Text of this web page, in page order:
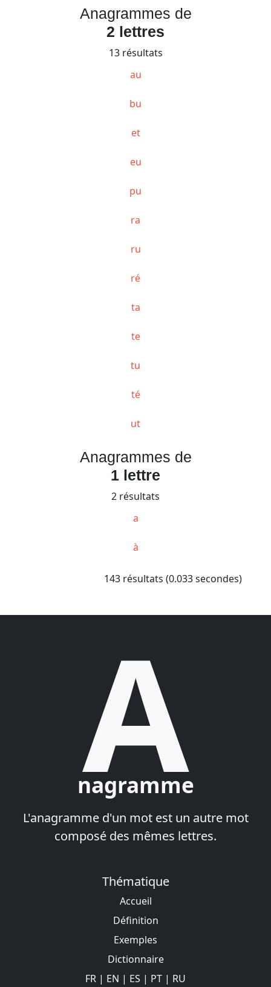
Anagrammes de
2 lettres
13 résultats
au
bu
et
eu
pu
ra
ru
ré
ta
te
tu
té
ut
Anagrammes de
1 lettre
2 résultats
a
à
143 résultats (0.033 secondes)
A
nagramme
L'anagramme d'un mot est un autre mot
composé des mêmes lettres.
Thématique
Accueil
Définition
Exemples
Dictionnaire
FR | EN | ES | PT | RU